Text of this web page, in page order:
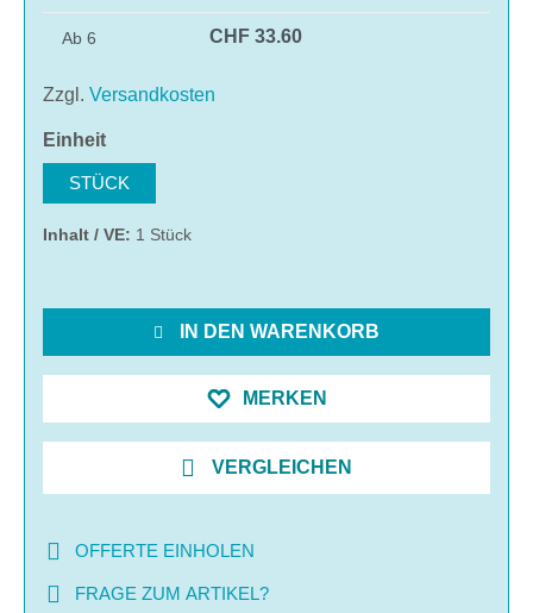
Ab 6 CHF 33.60
Zzgl. Versandkosten
Einheitauswählen
STÜCK
Inhalt / VE: 1 Stück
IN DEN WARENKORB
MERKEN
VERGLEICHEN
OFFERTE EINHOLEN
FRAGE ZUM ARTIKEL?